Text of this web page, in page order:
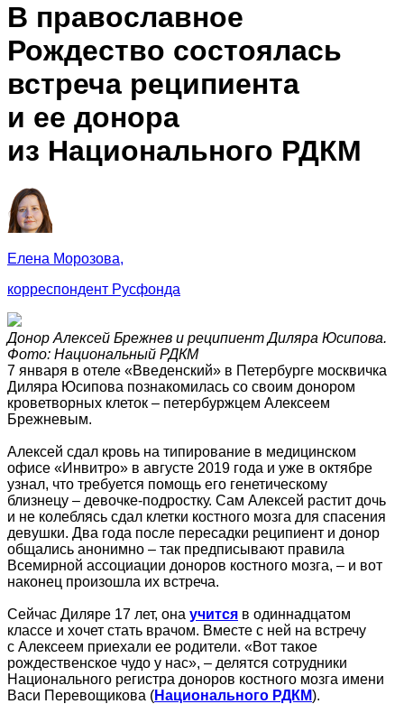
В православное
Рождество состоялась
встреча реципиента
и ее донора
из Национального РДКМ
Елена Морозова,
корреспондент Русфонда
Донор Алексей Брежнев и реципиент Диляра Юсипова.
Фото: Национальный РДКМ
7 января в отеле «Введенский» в Петербурге москвичка
Диляра Юсипова познакомилась со своим донором
кроветворных клеток – петербуржцем Алексеем
Брежневым.
Алексей сдал кровь на типирование в медицинском
офисе «Инвитро» в августе 2019 года и уже в октябре
узнал, что требуется помощь его генетическому
близнецу – девочке-подростку. Сам Алексей растит дочь
и не колеблясь сдал клетки костного мозга для спасения
девушки. Два года после пересадки реципиент и донор
общались анонимно – так предписывают правила
Всемирной ассоциации доноров костного мозга, – и вот
наконец произошла их встреча.
Сейчас Диляре 17 лет, она учится в одиннадцатом
классе и хочет стать врачом. Вместе с ней на встречу
с Алексеем приехали ее родители. «Вот такое
рождественское чудо у нас», – делятся сотрудники
Национального регистра доноров костного мозга имени
Васи Перевощикова (Национального РДКМ).